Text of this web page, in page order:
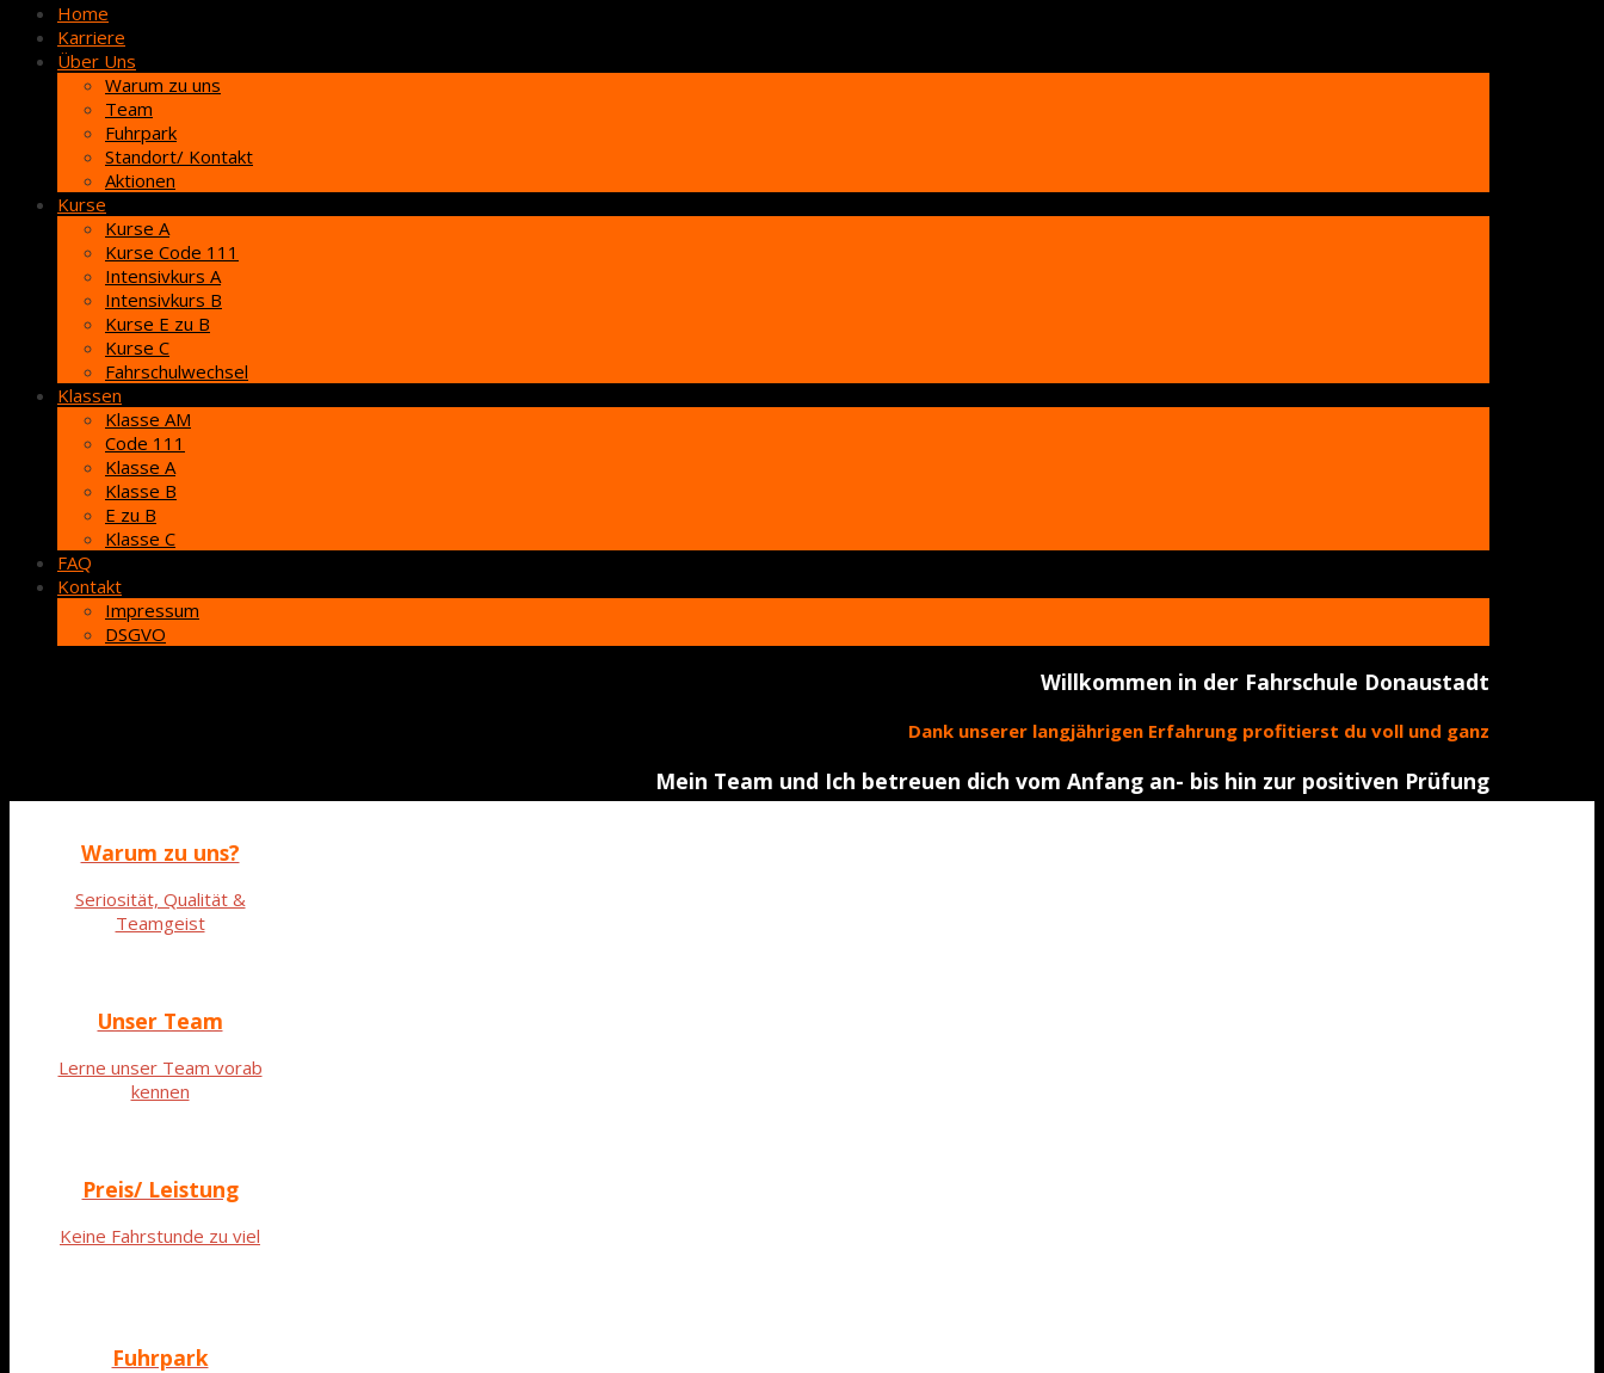
Home
Karriere
Über Uns
Warum zu uns
Team
Fuhrpark
Standort/ Kontakt
Aktionen
Kurse
Kurse A
Kurse Code 111
Intensivkurs A
Intensivkurs B
Kurse E zu B
Kurse C
Fahrschulwechsel
Klassen
Klasse AM
Code 111
Klasse A
Klasse B
E zu B
Klasse C
FAQ
Kontakt
Impressum
DSGVO
Willkommen in der Fahrschule Donaustadt
Dank unserer langjährigen Erfahrung profitierst du voll und ganz
Mein Team und Ich betreuen dich vom Anfang an- bis hin zur positiven Prüfung
Warum zu uns?
Seriosität, Qualität &
Teamgeist
Unser Team
Lerne unser Team vorab
kennen
Preis/ Leistung
Keine Fahrstunde zu viel
Fuhrpark